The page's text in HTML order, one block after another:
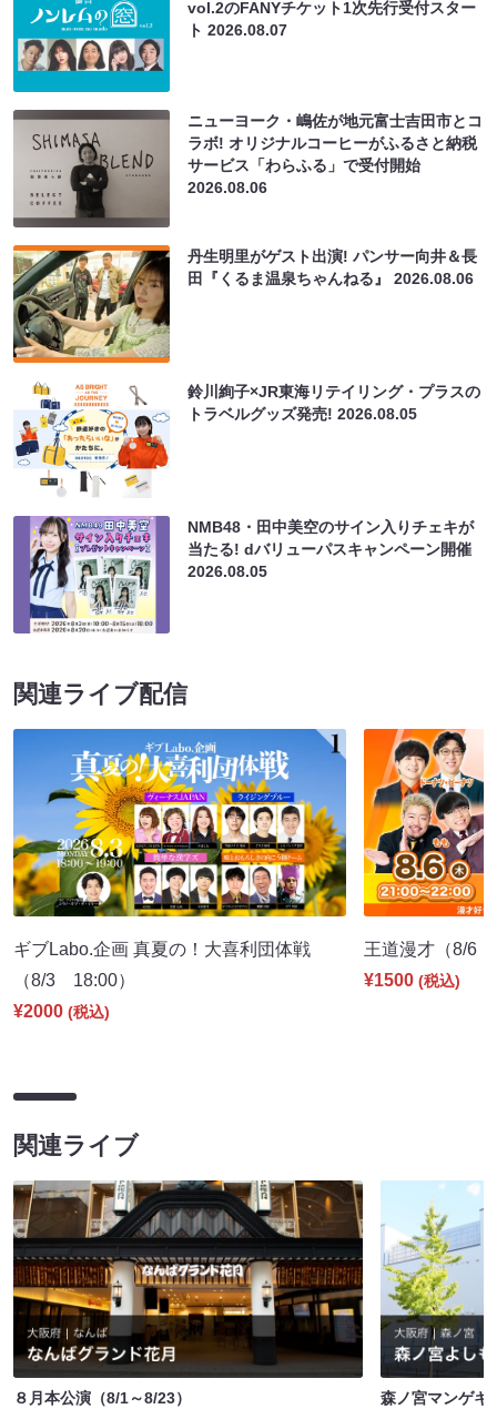
vol.2のFANYチケット1次先行受付スター
ト2026.08.07
ニューヨーク・嶋佐が地元富士吉田市とコ
ラボ! オリジナルコーヒーがふるさと納税
サービス「わらふる」で受付開始
2026.08.06
丹生明里がゲスト出演! パンサー向井＆長
田『くるま温泉ちゃんねる』2026.08.06
鈴川絢子×JR東海リテイリング・プラスの
トラベルグッズ発売!2026.08.05
NMB48・田中美空のサイン入りチェキが
当たる! dバリューパスキャンペーン開催
2026.08.05
関連ライブ配信
ギブLabo.企画 真夏の！大喜利団体戦
（8/3 18:00）
¥2000 (税込)
王道漫才（8/6
¥1500 (税込)
関連ライブ
８月本公演（8/1～8/23）
森ノ宮マンゲキ